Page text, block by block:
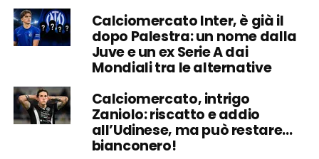
Calciomercato Inter, è già il
dopo Palestra: un nome dalla
Juve e un ex Serie A dai
Mondiali tra le alternative
Calciomercato, intrigo
Zaniolo: riscatto e addio
all’Udinese, ma può restare…
bianconero!